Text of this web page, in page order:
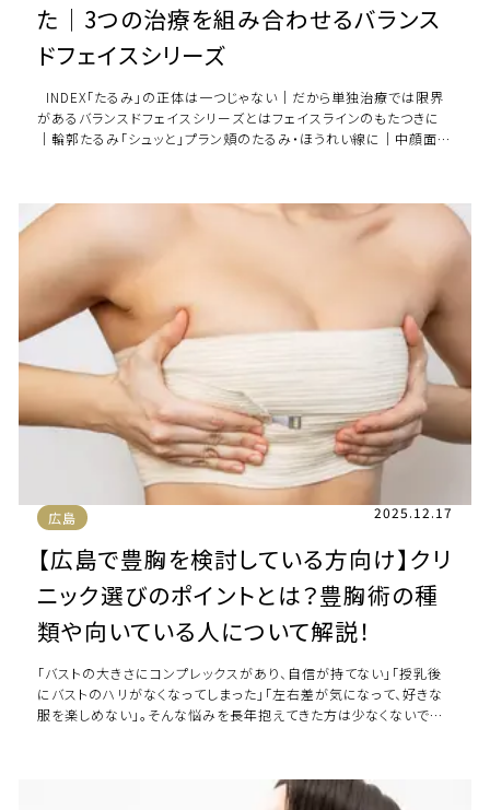
た｜3つの治療を組み合わせるバランス
ドフェイスシリーズ
INDEX「たるみ」の正体は一つじゃない｜だから単独治療では限界
があるバランスドフェイスシリーズとはフェイスラインのもたつきに
｜輪郭たるみ「シュッと」プラン頬のたるみ・ほうれい線に｜中顔面た
広島 2025.12.17
【広島で豊胸を検討している方向け】クリ
ニック選びのポイントとは？豊胸術の種
類や向いている人について解説！
「バストの大きさにコンプレックスがあり、自信が持てない」「授乳後
にバストのハリがなくなってしまった」「左右差が気になって、好きな
服を楽しめない」。そんな悩みを長年抱えてきた方は少なくないでしょ